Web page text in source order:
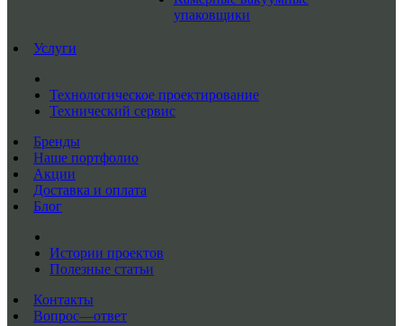
упаковщики
Услуги
Технологическое проектирование
Технический сервис
Бренды
Наше портфолио
Акции
Доставка и оплата
Блог
Истории проектов
Полезные статьи
Контакты
Вопрос—ответ